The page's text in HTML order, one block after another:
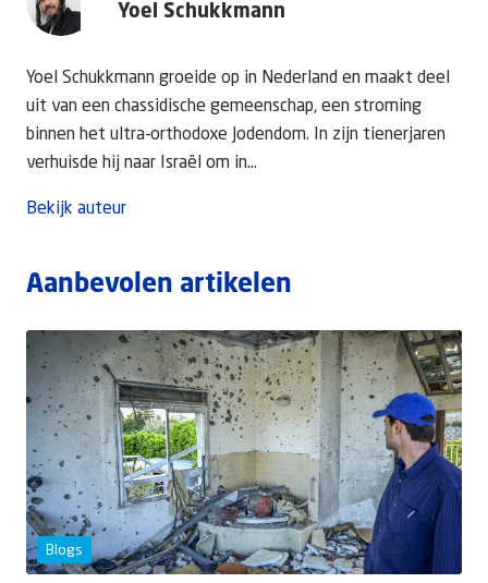
Yoel Schukkmann
Yoel Schukkmann groeide op in Nederland en maakt deel
uit van een chassidische gemeenschap, een stroming
binnen het ultra-orthodoxe Jodendom. In zijn tienerjaren
verhuisde hij naar Israël om in...
Bekijk auteur
Aanbevolen artikelen
Blogs